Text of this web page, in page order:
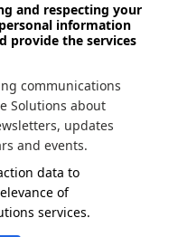
and respecting your
information
provide the services
communications
Solutions about
updates
and events.
data to
of
services.